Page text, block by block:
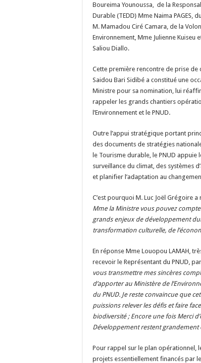
Boureima Younoussa, de la
Durable (TEDD) Mme Naima PAGES,
M. Mamadou Ciré Camara, de la
Environnement, Mme Julienne Kuiseu
Saliou Diallo.
Cette première rencontre de prise de
Saidou Bari Sidibé a constitué une
Ministre pour sa nomination, lui
rappeler les grands chantiers
l’Environnement et le PNUD.
Outre l’appui stratégique portant
des documents de stratégies
le Tourisme durable, le PNUD appuie
surveillance du climat, des systèmes
et planifier l’adaptation au
C’est pourquoi M. Luc Joël Grégoire
Mme la Ministre vous pouvez
grands enjeux de développement
transformation culturelle, de
En réponse Mme Louopou LAMAH,
recevoir le Représentant du PNUD,
vous transmettre mes sincères
d’apporter au Ministère de
du PNUD. Je reste convaincue que
puissions relever les défis et faire
biodiversité ; Encore une fois Merci
Développement restent grandement
Pour rappel sur le plan opérationnel,
projets essentiellement financés par